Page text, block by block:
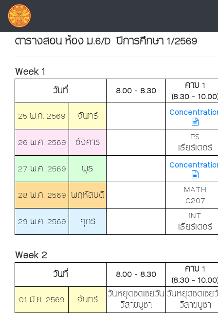
ตารางสอน ห้อง ม.6/D ปีการศึกษา 1/2569
Week 1
วันที่ 8.00 - 8.30
คาบ 1
(8.30 -
25 พ.ค. 2569
จันทร์
26 พ.ค. 2569 อังคาร
PS
เธียร์เตอร์
27 พ.ค. 2569
พุธ
28 พ.ค. 2569 พฤหัสบดี
MATH
C207
29 พ.ค. 2569
ศุกร์
INT
เธียร์เตอร์
Week 2
วันที่ 8.00 - 8.30
คาบ 1
(8.30 -
01 มิ.ย. 2569
จันทร์
วันหยุดชดเชยวัน
วิสาขบูชา
วันหยุดชดเชย
วิสาขบูชา